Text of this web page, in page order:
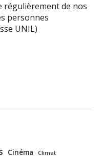
de nos
personnes
UNIL)
Cinéma Climat